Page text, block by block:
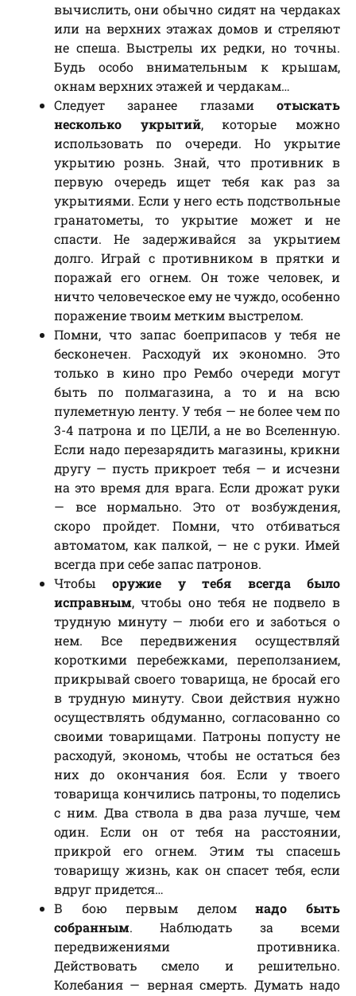
вычислить, они обычно сидят на чердаках
или на верхних этажах домов и стреляют
не спеша. Выстрелы их редки, но точны.
Будь особо внимательным к крышам,
окнам верхних этажей и чердакам…
Следует заранее глазами отыскать
несколько укрытий, которые можно
использовать по очереди. Но укрытие
укрытию рознь. Знай, что противник в
первую очередь ищет тебя как раз за
укрытиями. Если у него есть подствольные
гранатометы, то укрытие может и не
спасти. Не задерживайся за укрытием
долго. Играй с противником в прятки и
поражай его огнем. Он тоже человек, и
ничто человеческое ему не чуждо, особенно
поражение твоим метким выстрелом.
Помни, что запас боеприпасов у тебя не
бесконечен. Расходуй их экономно. Это
только в кино про Рембо очереди могут
быть по полмагазина, а то и на всю
пулеметную ленту. У тебя — не более чем по
3-4 патрона и по ЦЕЛИ, а не во Вселенную.
Если надо перезарядить магазины, крикни
другу — пусть прикроет тебя — и исчезни
на это время для врага. Если дрожат руки
— все нормально. Это от возбуждения,
скоро пройдет. Помни, что отбиваться
автоматом, как палкой, — не с руки. Имей
всегда при себе запас патронов.
Чтобыоружие у тебя всегда было
исправным, чтобы оно тебя не подвело в
трудную минуту — люби его и заботься о
нем. Все передвижения осуществляй
короткими перебежками, переползанием,
прикрывай своего товарища, не бросай его
в трудную минуту. Свои действия нужно
осуществлять обдуманно, согласованно со
своими товарищами. Патроны попусту не
расходуй, экономь, чтобы не остаться без
них до окончания боя. Если у твоего
товарища кончились патроны, то поделись
с ним. Два ствола в два раза лучше, чем
один. Если он от тебя на расстоянии,
прикрой его огнем. Этим ты спасешь
товарищу жизнь, как он спасет тебя, если
вдруг придется…
В бою первым деломнадо быть
собранным. Наблюдать за всеми
передвижениями противника.
Действовать смело и решительно.
Колебания — верная смерть. Думать надо